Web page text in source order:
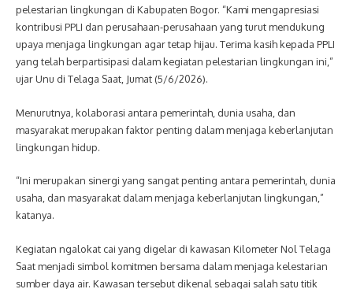
pelestarian lingkungan di Kabupaten Bogor. “Kami mengapresiasi
kontribusi PPLI dan perusahaan-perusahaan yang turut mendukung
upaya menjaga lingkungan agar tetap hijau. Terima kasih kepada PPLI
yang telah berpartisipasi dalam kegiatan pelestarian lingkungan ini,”
ujar Unu di Telaga Saat, Jumat (5/6/2026).
Menurutnya, kolaborasi antara pemerintah, dunia usaha, dan
masyarakat merupakan faktor penting dalam menjaga keberlanjutan
lingkungan hidup.
“Ini merupakan sinergi yang sangat penting antara pemerintah, dunia
usaha, dan masyarakat dalam menjaga keberlanjutan lingkungan,”
katanya.
Kegiatan ngalokat cai yang digelar di kawasan Kilometer Nol Telaga
Saat menjadi simbol komitmen bersama dalam menjaga kelestarian
sumber daya air. Kawasan tersebut dikenal sebagai salah satu titik